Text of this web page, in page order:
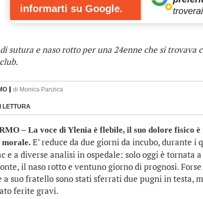
informarti su Google.
sutura e naso rotto per una 24enne che si trovava
di Monica Panzica
LETTURA
– La voce di Ylenia è flebile, il suo dolore fisico
morale. E’ reduce da due giorni da incubo, durante i
e a diverse analisi in ospedale: solo oggi è tornata
il naso rotto e ventuno giorno di prognosi.
a suo fratello sono stati sferrati due pugni in testa,
ferite gravi.